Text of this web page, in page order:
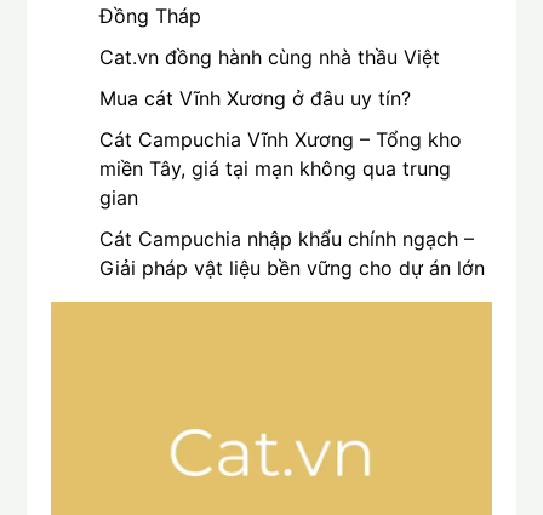
Đồng Tháp
Cat.vn đồng hành cùng nhà thầu Việt
Mua cát Vĩnh Xương ở đâu uy tín?
Cát Campuchia Vĩnh Xương – Tổng kho
miền Tây, giá tại mạn không qua trung
gian
Cát Campuchia nhập khẩu chính ngạch –
Giải pháp vật liệu bền vững cho dự án lớn